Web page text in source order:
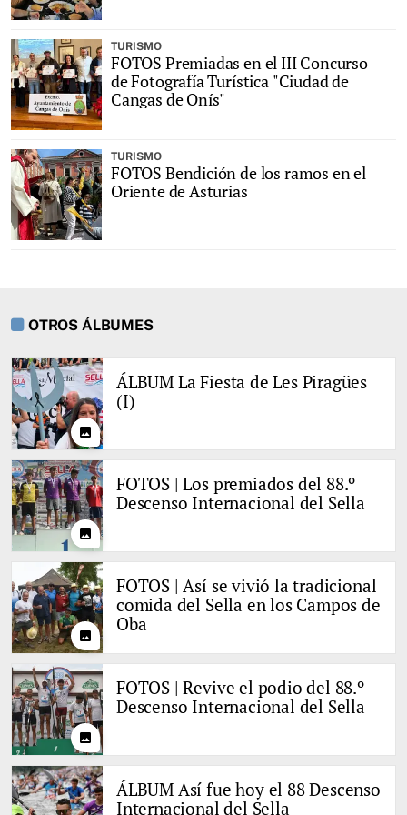
TURISMO
FOTOS Premiadas en el III Concurso
de Fotografía Turística "Ciudad de
Cangas de Onís"
TURISMO
FOTOS Bendición de los ramos en el
Oriente de Asturias
OTROS ÁLBUMES
photo
ÁLBUM La Fiesta de Les Piragües
(I)
photo
FOTOS | Los premiados del 88.º
Descenso Internacional del Sella
photo
FOTOS | Así se vivió la tradicional
comida del Sella en los Campos de
Oba
photo
FOTOS | Revive el podio del 88.º
Descenso Internacional del Sella
ÁLBUM Así fue hoy el 88 Descenso
Internacional del Sella